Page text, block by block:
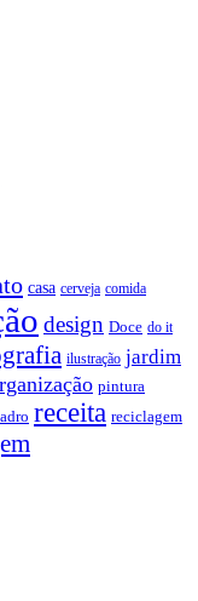
casa cerveja comida
design Doce do it
ilustração jardim
pintura
receita reciclagem